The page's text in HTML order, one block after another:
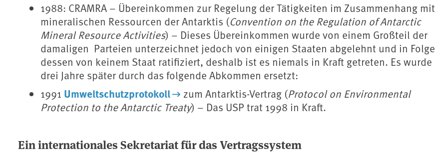
1988: CRAMRA – Übereinkommen zur Regelung der Tätigkeiten im Zusammenhang mit
mineralischen Ressourcen der Antarktis (Convention on the Regulation of Antarctic
Mineral Resource Activities) – Dieses Übereinkommen wurde von einem Großteil der
damaligen Parteien unterzeichnet jedoch von einigen Staaten abgelehnt und in Folge
dessen von keinem Staat ratifiziert, deshalb ist es niemals in Kraft getreten. Es wurde
drei Jahre später durch das folgende Abkommen ersetzt:
1991 Umweltschutzprotokoll zum Antarktis-Vertrag (Protocol on Environmental
Protection to the Antarctic Treaty) – Das USP trat 1998 in Kraft.
Ein internationales Sekretariat für das Vertragssystem